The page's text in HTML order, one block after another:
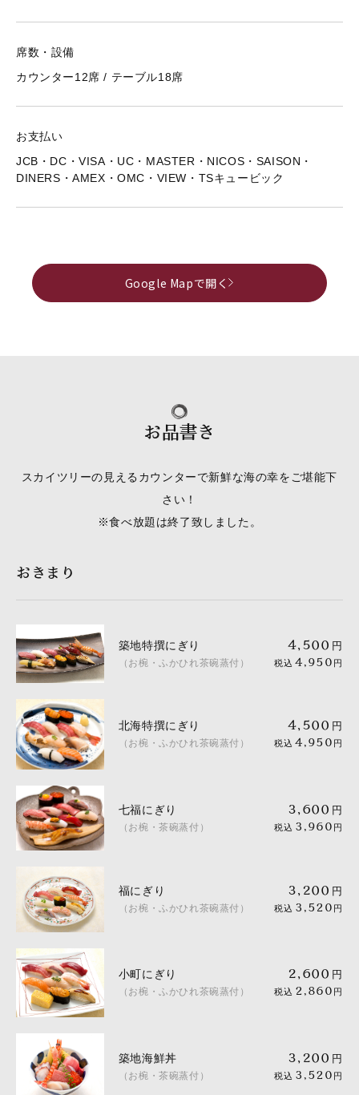
席数・設備
カウンター12席 / テーブル18席
お支払い
JCB・DC・VISA・UC・MASTER・NICOS・SAISON・
DINERS・AMEX・OMC・VIEW・TSキュービック
Google Mapで開く
お品書き
スカイツリーの見えるカウンターで新鮮な海の幸をご堪能下
さい！
※食べ放題は終了致しました。
おきまり
築地特撰にぎり
（お椀・ふかひれ茶碗蒸付）
4,500 円
税込 4,950 円
北海特撰にぎり
（お椀・ふかひれ茶碗蒸付）
4,500 円
税込 4,950 円
七福にぎり
（お椀・茶碗蒸付）
3,600 円
税込 3,960 円
福にぎり
（お椀・ふかひれ茶碗蒸付）
3,200 円
税込 3,520 円
小町にぎり
（お椀・ふかひれ茶碗蒸付）
2,600 円
税込 2,860 円
築地海鮮丼
（お椀・茶碗蒸付）
3,200 円
税込 3,520 円